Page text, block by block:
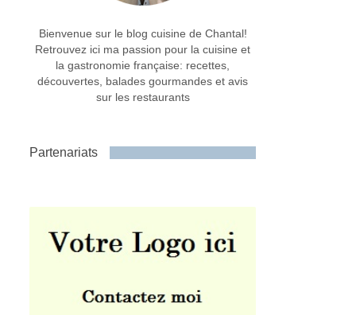
Bienvenue sur le blog cuisine de Chantal!
Retrouvez ici ma passion pour la cuisine et
la gastronomie française: recettes,
découvertes, balades gourmandes et avis
sur les restaurants
Partenariats